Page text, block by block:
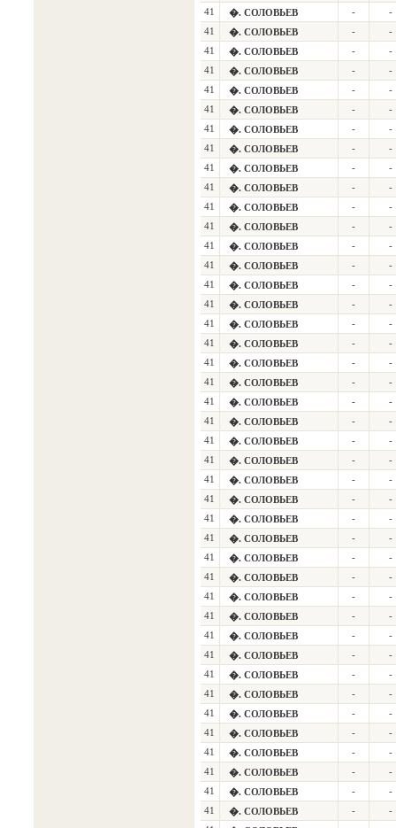
41
�. СОЛОВЬЕВ -
-
41
�. СОЛОВЬЕВ -
-
41
�. СОЛОВЬЕВ -
-
41
�. СОЛОВЬЕВ -
-
41
�. СОЛОВЬЕВ -
-
41
�. СОЛОВЬЕВ -
-
41
�. СОЛОВЬЕВ -
-
41
�. СОЛОВЬЕВ -
-
41
�. СОЛОВЬЕВ -
-
41
�. СОЛОВЬЕВ -
-
41
�. СОЛОВЬЕВ -
-
41
�. СОЛОВЬЕВ -
-
41
�. СОЛОВЬЕВ -
-
41
�. СОЛОВЬЕВ -
-
41
�. СОЛОВЬЕВ -
-
41
�. СОЛОВЬЕВ -
-
41
�. СОЛОВЬЕВ -
-
41
�. СОЛОВЬЕВ -
-
41
�. СОЛОВЬЕВ -
-
41
�. СОЛОВЬЕВ -
-
41
�. СОЛОВЬЕВ -
-
41
�. СОЛОВЬЕВ -
-
41
�. СОЛОВЬЕВ -
-
41
�. СОЛОВЬЕВ -
-
41
�. СОЛОВЬЕВ -
-
41
�. СОЛОВЬЕВ -
-
41
�. СОЛОВЬЕВ -
-
41
�. СОЛОВЬЕВ -
-
41
�. СОЛОВЬЕВ -
-
41
�. СОЛОВЬЕВ -
-
41
�. СОЛОВЬЕВ -
-
41
�. СОЛОВЬЕВ -
-
41
�. СОЛОВЬЕВ -
-
41
�. СОЛОВЬЕВ -
-
41
�. СОЛОВЬЕВ -
-
41
�. СОЛОВЬЕВ -
-
41
�. СОЛОВЬЕВ -
-
41
�. СОЛОВЬЕВ -
-
41
�. СОЛОВЬЕВ -
-
41
�. СОЛОВЬЕВ -
-
41
�. СОЛОВЬЕВ -
-
41
�. СОЛОВЬЕВ -
-